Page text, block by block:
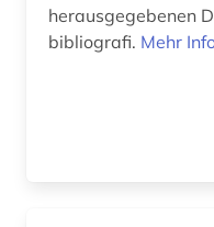
aussenpolitik (1)
herausgegebenen
bibliografi. Mehr